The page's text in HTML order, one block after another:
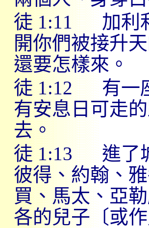
徒1:11 加利
開你們被接升
還要怎樣來。
徒1:12有一
有安息日可走
去。
徒1:13進了
彼得、約翰、
買、馬太、亞
各的兒子〔或